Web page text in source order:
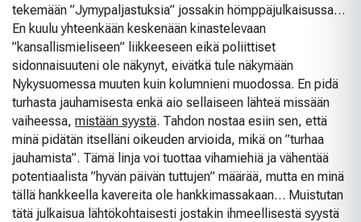
tekemään ”Jymypaljastuksia” jossakin hömppäjulkaisussa…
En kuulu yhteenkään keskenään kinastelevaan
”kansallismieliseen” liikkeeseen eikä poliittiset
sidonnaisuuteni ole näkynyt, eivätkä tule näkymään
Nykysuomessa muuten kuin kolumnieni muodossa. En pidä
turhasta jauhamisesta enkä aio sellaiseen lähteä missään
vaiheessa, mistään syystä. Tahdon nostaa esiin sen, että
minä pidätän itselläni oikeuden arvioida, mikä on ”turhaa
jauhamista”. Tämä linja voi tuottaa vihamiehiä ja vähentää
potentiaalista ”hyvän päivän tuttujen” määrää, mutta en minä
tällä hankkeella kavereita ole hankkimassakaan… Muistutan
tätä julkaisua lähtökohtaisesti jostakin ihmeellisestä syystä